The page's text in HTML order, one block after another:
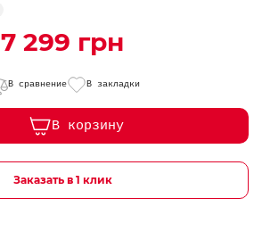
7 299 грн
В сравнение В закладки
В корзину
Заказать в 1 клик